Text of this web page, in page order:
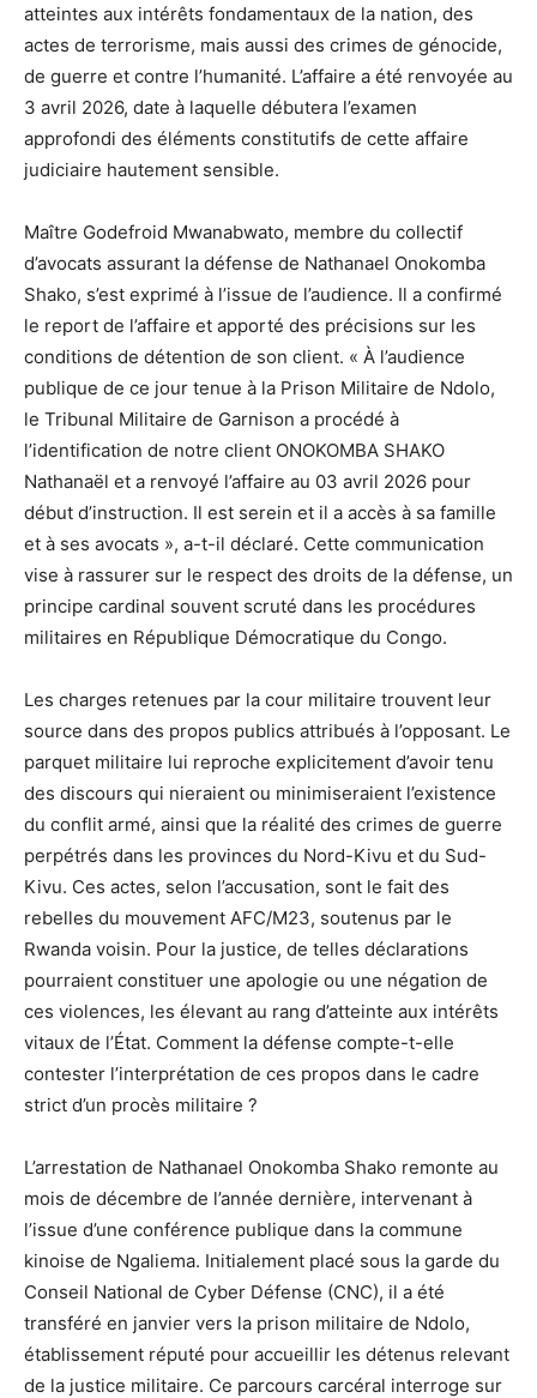
atteintes aux intérêts fondamentaux de la nation, des
actes de terrorisme, mais aussi des crimes de génocide,
de guerre et contre l’humanité. L’affaire a été renvoyée au
3 avril 2026, date à laquelle débutera l’examen
approfondi des éléments constitutifs de cette affaire
judiciaire hautement sensible.
Maître Godefroid Mwanabwato, membre du collectif
d’avocats assurant la défense de Nathanael Onokomba
Shako, s’est exprimé à l’issue de l’audience. Il a confirmé
le report de l’affaire et apporté des précisions sur les
conditions de détention de son client. « À l’audience
publique de ce jour tenue à la Prison Militaire de Ndolo,
le Tribunal Militaire de Garnison a procédé à
l’identification de notre client ONOKOMBA SHAKO
Nathanaël et a renvoyé l’affaire au 03 avril 2026 pour
début d’instruction. Il est serein et il a accès à sa famille
et à ses avocats », a-t-il déclaré. Cette communication
vise à rassurer sur le respect des droits de la défense, un
principe cardinal souvent scruté dans les procédures
militaires en République Démocratique du Congo.
Les charges retenues par la cour militaire trouvent leur
source dans des propos publics attribués à l’opposant. Le
parquet militaire lui reproche explicitement d’avoir tenu
des discours qui nieraient ou minimiseraient l’existence
du conflit armé, ainsi que la réalité des crimes de guerre
perpétrés dans les provinces du Nord-Kivu et du Sud-
Kivu. Ces actes, selon l’accusation, sont le fait des
rebelles du mouvement AFC/M23, soutenus par le
Rwanda voisin. Pour la justice, de telles déclarations
pourraient constituer une apologie ou une négation de
ces violences, les élevant au rang d’atteinte aux intérêts
vitaux de l’État. Comment la défense compte-t-elle
contester l’interprétation de ces propos dans le cadre
strict d’un procès militaire ?
L’arrestation de Nathanael Onokomba Shako remonte au
mois de décembre de l’année dernière, intervenant à
l’issue d’une conférence publique dans la commune
kinoise de Ngaliema. Initialement placé sous la garde du
Conseil National de Cyber Défense (CNC), il a été
transféré en janvier vers la prison militaire de Ndolo,
établissement réputé pour accueillir les détenus relevant
de la justice militaire. Ce parcours carcéral interroge sur